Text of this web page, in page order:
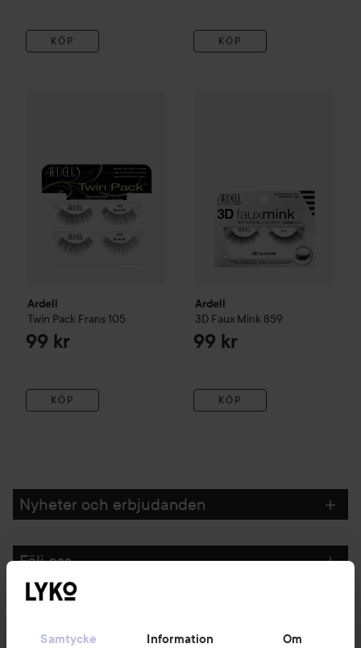
Samtycke Information Om
KÖP KÖP
Ardell
Twin Pack Frans 105
99 kr
KÖP
Ardell
3D Faux Mink 859
99 kr
KÖP
Nyheter och erbjudanden
Följ oss